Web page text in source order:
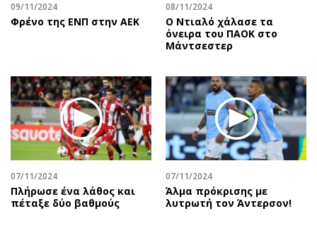
09/11/2024
Φρένο της ΕΝΠ στην ΑΕΚ
08/11/2024
Ο Ντιαλό χάλασε τα
όνειρα του ΠΑΟΚ στο
Μάντσεστερ
07/11/2024
Πλήρωσε ένα λάθος και
πέταξε δύο βαθμούς
07/11/2024
Άλμα πρόκρισης με
λυτρωτή τον Άντερσον!